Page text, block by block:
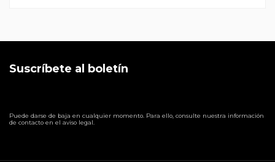
Suscríbete al boletín
Puede darse de baja en cualquier momento. Para ello, consulte nuestra información
de contacto en el aviso legal.